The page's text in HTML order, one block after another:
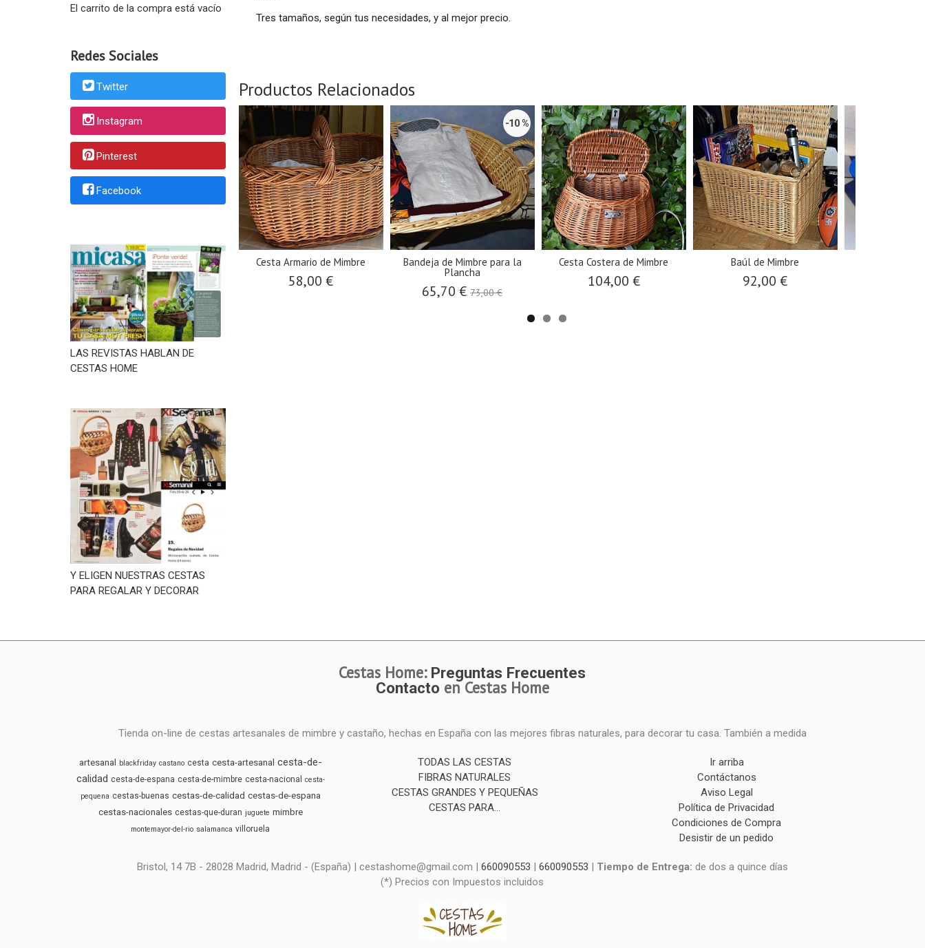
El carrito de la compra está vacío
Redes Sociales
Twitter
Instagram
Pinterest
Facebook
LAS REVISTAS HABLAN DE
CESTAS HOME
Y ELIGEN NUESTRAS CESTAS
PARA REGALAR Y DECORAR
Tres tamaños, según tus necesidades, y al mejor precio.
Productos Relacionados
Cesta Armario de Mimbre
58,00 €
-10 %
Bandeja de Mimbre para la
Plancha
65,70 €73,00 €
Cesta Costera de Mimbre
104,00 €
Baúl de Mimbre
92,00 €
Cestas Home: Preguntas Frecuentes
Contactoen Cestas Home
Tienda on-line de cestas artesanales de mimbre y castaño, hechas en España con las mejores fibras naturales, para decorar tu casa. También a medida
artesanal blackfriday castano cesta cesta-artesanal cesta-de-
calidad cesta-de-espana cesta-de-mimbre cesta-nacional
cesta-
pequena cestas-buenas cestas-de-calidad cestas-de-espana
cestas-nacionales cestas-que-duran juguete mimbre
montemayor-del-rio salamanca villoruela
TODAS LAS CESTAS
FIBRAS NATURALES
CESTAS GRANDES Y PEQUEÑAS
CESTAS PARA...
Ir arriba
Contáctanos
Aviso Legal
Política de Privacidad
Condiciones de Compra
Desistir de un pedido
Bristol, 14 7B - 28028 Madrid, Madrid - (España) | cestashome@gmail.com | 660090553 | 660090553 | Tiempo de Entrega: de dos a quince días
(*) Precios con Impuestos incluidos